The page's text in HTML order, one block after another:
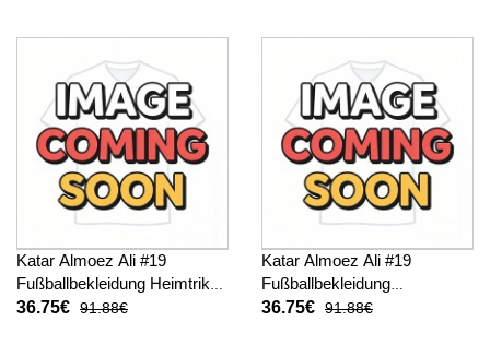
Katar Almoez Ali #19
Fußballbekleidung Heimtrikot
Kinder WM 2026 Kurzarm (+
36.75€ 91.88€
Katar Almoez Ali #19
Fußballbekleidung
Auswärtstrikot Kinder WM
36.75€ 91.88€